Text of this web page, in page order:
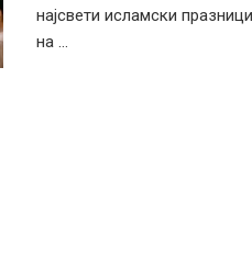
најсвети исламски
на ...